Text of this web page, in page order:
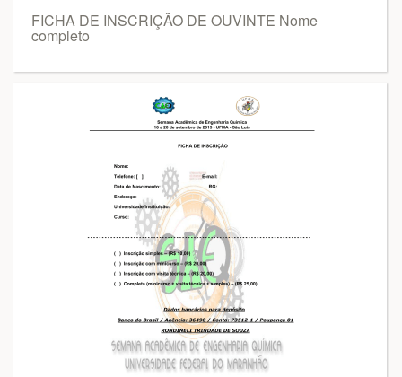
FICHA DE INSCRIÇÃO DE OUVINTE Nome
completo